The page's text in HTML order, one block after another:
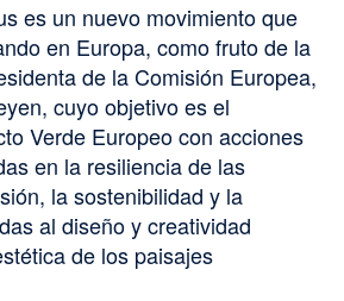
es un nuevo movimiento que
en Europa, como fruto de la
de la Comisión Europea,
cuyo objetivo es el
Verde Europeo con acciones
en la resiliencia de las
la sostenibilidad y la
al diseño y creatividad
de los paisajes